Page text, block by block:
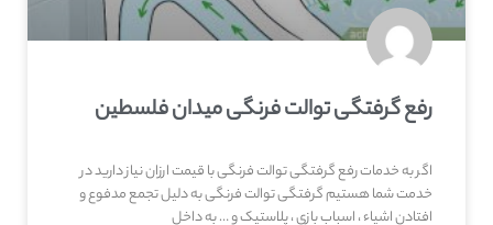
رفع گرفتگی توالت فرنگی میدان فلسطین
اگر به خدمات رفع گرفتگی توالت فرنگی با قیمت ارزان نیاز دارید در
خدمت شما هستیم گرفتگی توالت فرنگی به دلیل تجمع مدفوع و
افتادن اشیاء ، اسباب بازی ، پلاستیک و … به داخل